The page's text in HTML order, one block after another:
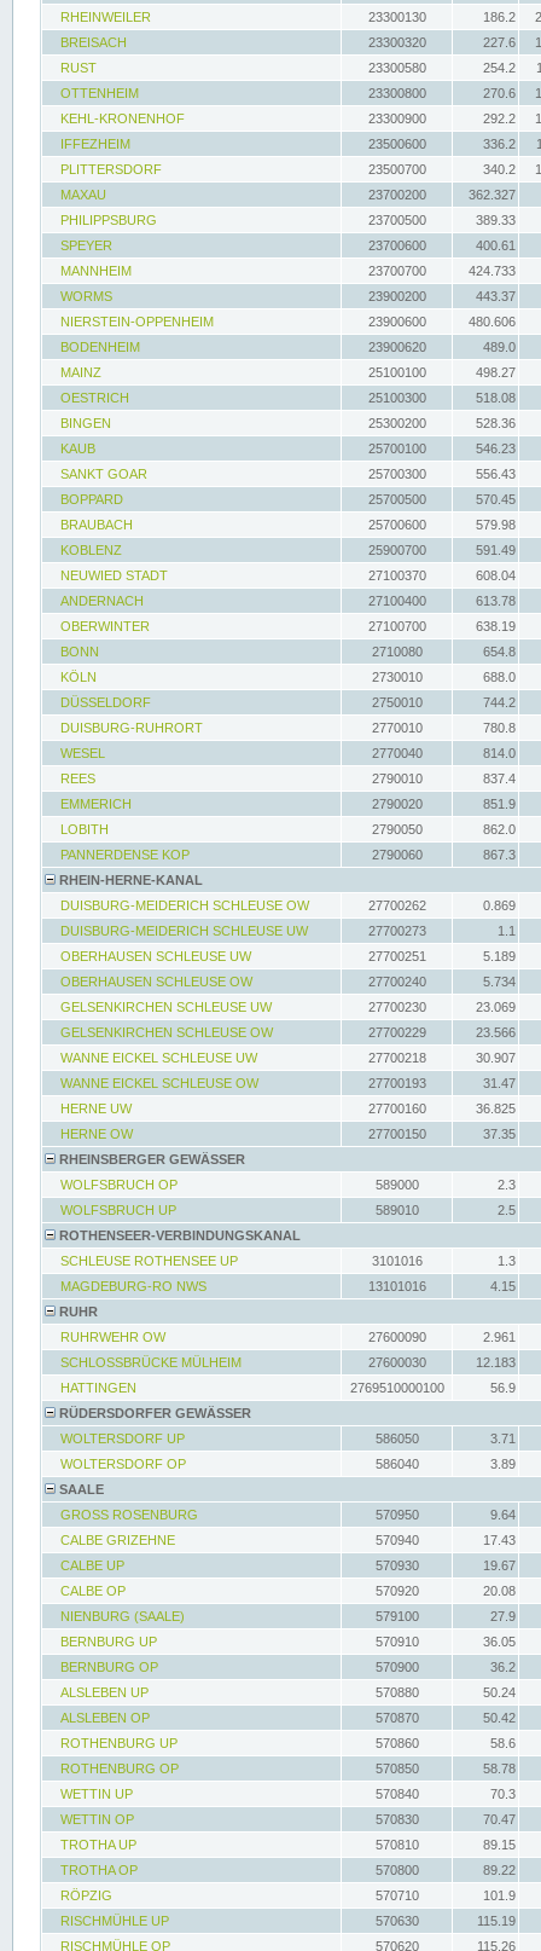
RHEINWEILER
23300130 186.2
BREISACH
23300320 227.6
RUST
23300580 254.2
OTTENHEIM
23300800 270.6
KEHL-KRONENHOF
23300900 292.2
IFFEZHEIM
23500600 336.2
PLITTERSDORF
23500700 340.2
MAXAU
23700200
362.327
PHILIPPSBURG
23700500
389.33
SPEYER
23700600
400.61
MANNHEIM
23700700
424.733
WORMS
23900200
443.37
NIERSTEIN-OPPENHEIM
23900600
480.606
BODENHEIM
23900620
489.0
MAINZ
25100100
498.27
OESTRICH
25100300
518.08
BINGEN
25300200
528.36
KAUB
25700100
546.23
SANKT GOAR
25700300
556.43
BOPPARD
25700500
570.45
BRAUBACH
25700600
579.98
KOBLENZ
25900700
591.49
NEUWIED STADT
27100370
608.04
ANDERNACH
27100400
613.78
OBERWINTER
27100700
638.19
BONN
2710080
654.8
KÖLN
2730010
688.0
DÜSSELDORF
2750010
744.2
DUISBURG-RUHRORT
2770010
780.8
WESEL
2770040
814.0
REES
2790010
837.4
EMMERICH
2790020
851.9
LOBITH
2790050
862.0
PANNERDENSE KOP
2790060
867.3
RHEIN-HERNE-KANAL
DUISBURG-MEIDERICH SCHLEUSE OW
27700262
0.869
DUISBURG-MEIDERICH SCHLEUSE UW
27700273
1.1
OBERHAUSEN SCHLEUSE UW
27700251
5.189
OBERHAUSEN SCHLEUSE OW
27700240
5.734
GELSENKIRCHEN SCHLEUSE UW
27700230
23.069
GELSENKIRCHEN SCHLEUSE OW
27700229
23.566
WANNE EICKEL SCHLEUSE UW
27700218
30.907
WANNE EICKEL SCHLEUSE OW
27700193
31.47
HERNE UW
27700160
36.825
HERNE OW
27700150
37.35
RHEINSBERGER GEWÄSSER
WOLFSBRUCH OP
589000
2.3
WOLFSBRUCH UP
589010
2.5
ROTHENSEER-VERBINDUNGSKANAL
SCHLEUSE ROTHENSEE UP
3101016
1.3
MAGDEBURG-RO NWS
13101016
4.15
RUHR
RUHRWEHR OW
27600090
2.961
SCHLOSSBRÜCKE MÜLHEIM
27600030
12.183
HATTINGEN
2769510000100
56.9
RÜDERSDORFER GEWÄSSER
WOLTERSDORF UP
586050
3.71
WOLTERSDORF OP
586040
3.89
SAALE
GROSS ROSENBURG
570950
9.64
CALBE GRIZEHNE
570940
17.43
CALBE UP
570930
19.67
CALBE OP
570920
20.08
NIENBURG (SAALE)
579100
27.9
BERNBURG UP
570910
36.05
BERNBURG OP
570900
36.2
ALSLEBEN UP
570880
50.24
ALSLEBEN OP
570870
50.42
ROTHENBURG UP
570860
58.6
ROTHENBURG OP
570850
58.78
WETTIN UP
570840
70.3
WETTIN OP
570830
70.47
TROTHA UP
570810
89.15
TROTHA OP
570800
89.22
RÖPZIG
570710
101.9
RISCHMÜHLE UP
570630
115.19
RISCHMÜHLE OP
570620 115.26